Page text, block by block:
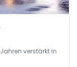
verstärkt in